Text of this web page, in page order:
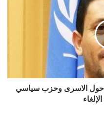
حول الاسرى وحزب سياسي